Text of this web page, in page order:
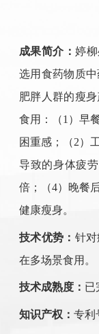
成果简介：婷
选用食药物质
肥胖人群的瘦
食用：（1 ）早
困重感；（2）
导致的身体疲
倍；（4）晚餐
健康瘦身。
技术优势： 针
在多场景食用。
技术成熟度： 已
知识产权： 专利